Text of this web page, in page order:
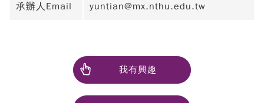
承辦人Email yuntian@mx.nthu.edu.tw
我有興趣